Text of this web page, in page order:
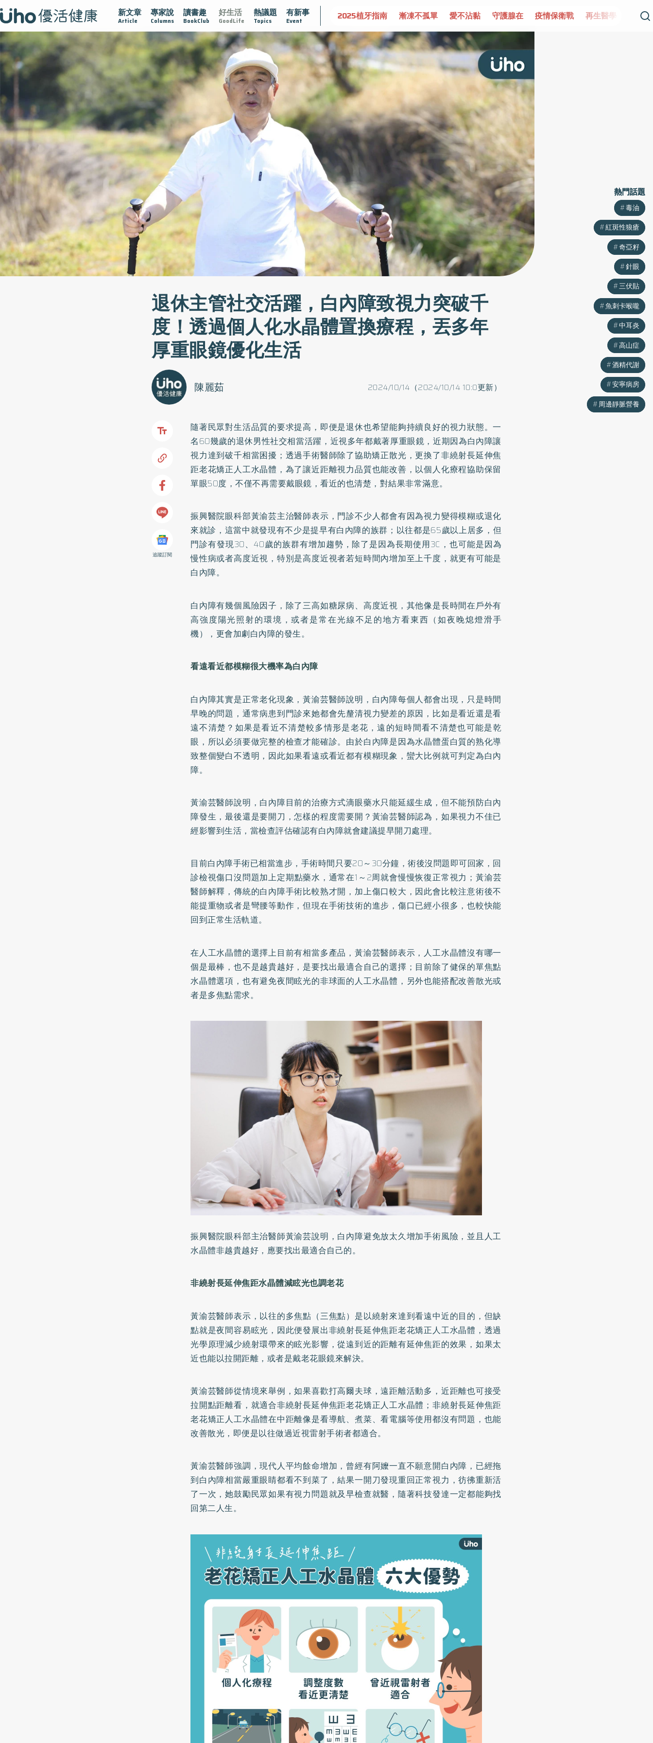
新文章
Article
專家說
Columns
讀書趣
BookClub
好生活
GoodLife
熱議題
Topics
有新事
Event
疫情保衛戰 再生醫學 愛的未來視 認識攝護腺肥大 守護骨骼健康 達文西手術專欄 2025植牙指南 漸凍不孤單 愛不沾黏 守護腺在 疫情保衛戰 再生醫學 愛的
退休主管社交活躍，白內障致視力突破千
度！透過個人化水晶體置換療程，丟多年
厚重眼鏡優化生活
2024/10/14（2024/10/14 10:0更新）
陳麗茹
追蹤訂閱
隨著民眾對生活品質的要求提高，即便是退休也希望能夠持續良好的視力狀態。一
名60幾歲的退休男性社交相當活躍，近視多年都戴著厚重眼鏡，近期因為白內障讓
視力達到破千相當困擾；透過手術醫師除了協助矯正散光，更換了非繞射長延伸焦
距老花矯正人工水晶體，為了讓近距離視力品質也能改善，以個人化療程協助保留
單眼50度，不僅不再需要戴眼鏡，看近的也清楚，對結果非常滿意。
振興醫院眼科部黃渝芸主治醫師表示，門診不少人都會有因為視力變得模糊或退化
來就診，這當中就發現有不少是提早有白內障的族群；以往都是65歲以上居多，但
門診有發現30、40歲的族群有增加趨勢，除了是因為長期使用3C，也可能是因為
慢性病或者高度近視，特別是高度近視者若短時間內增加至上千度，就更有可能是
白內障。
白內障有幾個風險因子，除了三高如糖尿病、高度近視，其他像是長時間在戶外有
高強度陽光照射的環境，或者是常在光線不足的地方看東西（如夜晚熄燈滑手
機），更會加劇白內障的發生。
看遠看近都模糊很大機率為白內障
白內障其實是正常老化現象，黃渝芸醫師說明，白內障每個人都會出現，只是時間
早晚的問題，通常病患到門診來她都會先釐清視力變差的原因，比如是看近還是看
遠不清楚？如果是看近不清楚較多情形是老花，遠的短時間看不清楚也可能是乾
眼，所以必須要做完整的檢查才能確診。由於白內障是因為水晶體蛋白質的熟化導
致整個變白不透明，因此如果看遠或看近都有模糊現象，蠻大比例就可判定為白內
障。
黃渝芸醫師說明，白內障目前的治療方式滴眼藥水只能延緩生成，但不能預防白內
障發生，最後還是要開刀，怎樣的程度需要開？黃渝芸醫師認為，如果視力不佳已
經影響到生活，當檢查評估確認有白內障就會建議提早開刀處理。
目前白內障手術已相當進步，手術時間只要20～30分鐘，術後沒問題即可回家，回
診檢視傷口沒問題加上定期點藥水，通常在1～2周就會慢慢恢復正常視力；黃渝芸
醫師解釋，傳統的白內障手術比較熟才開，加上傷口較大，因此會比較注意術後不
能提重物或者是彎腰等動作，但現在手術技術的進步，傷口已經小很多，也較快能
回到正常生活軌道。
在人工水晶體的選擇上目前有相當多產品，黃渝芸醫師表示，人工水晶體沒有哪一
個是最棒，也不是越貴越好，是要找出最適合自己的選擇；目前除了健保的單焦點
水晶體選項，也有避免夜間眩光的非球面的人工水晶體，另外也能搭配改善散光或
者是多焦點需求。
振興醫院眼科部主治醫師黃渝芸說明，白內障避免放太久增加手術風險，並且人工
水晶體非越貴越好，應要找出最適合自己的。
非繞射長延伸焦距水晶體減眩光也調老花
黃渝芸醫師表示，以往的多焦點（三焦點）是以繞射來達到看遠中近的目的，但缺
點就是夜間容易眩光，因此便發展出非繞射長延伸焦距老花矯正人工水晶體，透過
光學原理減少繞射環帶來的眩光影響，從遠到近的距離有延伸焦距的效果，如果太
近也能以拉開距離，或者是戴老花眼鏡來解決。
黃渝芸醫師從情境來舉例，如果喜歡打高爾夫球，遠距離活動多，近距離也可接受
拉開點距離看，就適合非繞射長延伸焦距老花矯正人工水晶體；非繞射長延伸焦距
老花矯正人工水晶體在中距離像是看導航、煮菜、看電腦等使用都沒有問題，也能
改善散光，即便是以往做過近視雷射手術者都適合。
黃渝芸醫師強調，現代人平均餘命增加，曾經有阿嬤一直不願意開白內障，已經拖
到白內障相當嚴重眼睛都看不到菜了，結果一開刀發現重回正常視力，彷彿重新活
了一次，她鼓勵民眾如果有視力問題就及早檢查就醫，隨著科技發達一定都能夠找
回第二人生。
熱門話題
毒油
紅斑性狼瘡
奇亞籽
針眼
三伏貼
魚刺卡喉嚨
中耳炎
高山症
酒精代謝
安寧病房
周邊靜脈營養
熱門話題
毒油
紅斑性狼瘡
奇亞籽
針眼
三伏貼
魚刺卡喉嚨
中耳炎
高山症
酒精代謝
安寧病房
周邊靜脈營養